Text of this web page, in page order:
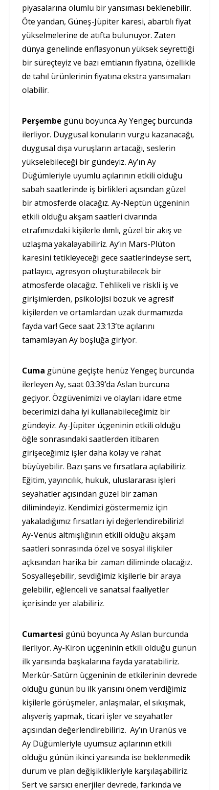
piyasalarına olumlu bir yansıması beklenebilir.
Öte yandan, Güneş-Jüpiter karesi, abartılı fiyat
yükselmelerine de atıfta bulunuyor. Zaten
dünya genelinde enflasyonun yüksek seyrettiği
bir süreçteyiz ve bazı emtianın fiyatına, özellikle
de tahıl ürünlerinin fiyatına ekstra yansımaları
olabilir.
Perşembe günü boyunca Ay Yengeç burcunda
ilerliyor. Duygusal konuların vurgu kazanacağı,
duygusal dışa vuruşların artacağı, seslerin
yükselebileceği bir gündeyiz. Ay’ın Ay
Düğümleriyle uyumlu açılarının etkili olduğu
sabah saatlerinde iş birlikleri açısından güzel
bir atmosferde olacağız. Ay-Neptün üçgeninin
etkili olduğu akşam saatleri civarında
etrafımızdaki kişilerle ılımlı, güzel bir akış ve
uzlaşma yakalayabiliriz. Ay’ın Mars-Plüton
karesini tetikleyeceği gece saatlerindeyse sert,
patlayıcı, agresyon oluşturabilecek bir
atmosferde olacağız. Tehlikeli ve riskli iş ve
girişimlerden, psikolojisi bozuk ve agresif
kişilerden ve ortamlardan uzak durmamızda
fayda var! Gece saat 23:13’te açılarını
tamamlayan Ay boşluğa giriyor.
Cuma gününe geçişte henüz Yengeç burcunda
ilerleyen Ay, saat 03:39’da Aslan burcuna
geçiyor. Özgüvenimizi ve olayları idare etme
becerimizi daha iyi kullanabileceğimiz bir
gündeyiz. Ay-Jüpiter üçgeninin etkili olduğu
öğle sonrasındaki saatlerden itibaren
girişeceğimiz işler daha kolay ve rahat
büyüyebilir. Bazı şans ve fırsatlara açılabiliriz.
Eğitim, yayıncılık, hukuk, uluslararası işleri
seyahatler açısından güzel bir zaman
dilimindeyiz. Kendimizi göstermemiz için
yakaladığımız fırsatları iyi değerlendirebiliriz!
Ay-Venüs altmışlığının etkili olduğu akşam
saatleri sonrasında özel ve sosyal ilişkiler
açkısından harika bir zaman diliminde olacağız.
Sosyalleşebilir, sevdiğimiz kişilerle bir araya
gelebilir, eğlenceli ve sanatsal faaliyetler
içerisinde yer alabiliriz.
Cumartesi günü boyunca Ay Aslan burcunda
ilerliyor. Ay-Kiron üçgeninin etkili olduğu günün
ilk yarısında başkalarına fayda yaratabiliriz.
Merkür-Satürn üçgeninin de etkilerinin devrede
olduğu günün bu ilk yarısını önem verdiğimiz
kişilerle görüşmeler, anlaşmalar, el sıkışmak,
alışveriş yapmak, ticari işler ve seyahatler
açısından değerlendirebiliriz. Ay’ın Uranüs ve
Ay Düğümleriyle uyumsuz açılarının etkili
olduğu günün ikinci yarısında ise beklenmedik
durum ve plan değişiklikleriyle karşılaşabiliriz.
Sert ve sarsıcı enerjiler devrede, farkında ve